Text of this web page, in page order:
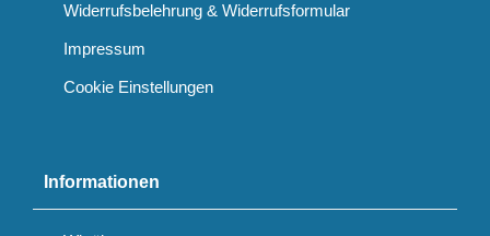
Widerrufsbelehrung & Widerrufsformular
Impressum
Cookie Einstellungen
Informationen